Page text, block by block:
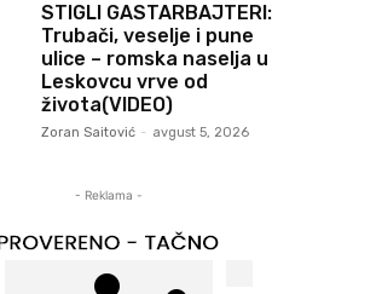
STIGLI GASTARBAJTERI:
Trubači, veselje i pune
ulice – romska naselja u
Leskovcu vrve od
života(VIDEO)
Zoran Saitović - avgust 5, 2026
- Reklama -